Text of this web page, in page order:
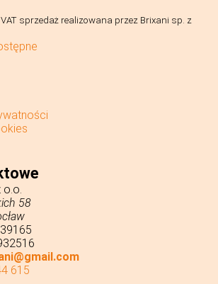
sprzedaż realizowana przez Brixani sp. z
o.o.
58
615